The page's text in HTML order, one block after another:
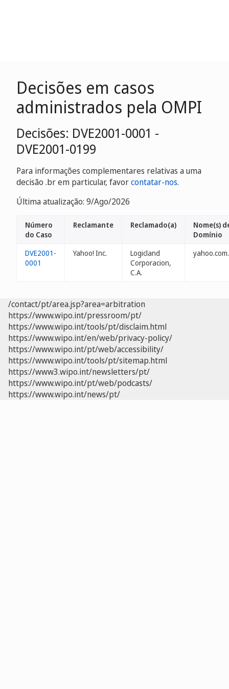
Decisões em casos
administrados pela OMPI
Decisões: DVE2001-0001 -
DVE2001-0199
Para informações complementares relativas a uma
decisão .br em particular, favorcontatar-nos.
Última atualização: 9/Ago/2026
Número
do Caso
Reclamante Reclamado(a)
Nome(s)
Domínio
DVE2001-
0001
Yahoo! Inc.
Logicland
Corporacion,
C.A.
/contact/pt/area.jsp?area=arbitration
https://www.wipo.int/pressroom/pt/
https://www.wipo.int/tools/pt/disclaim.html
https://www.wipo.int/en/web/privacy-policy/
https://www.wipo.int/pt/web/accessibility/
https://www.wipo.int/tools/pt/sitemap.html
https://www3.wipo.int/newsletters/pt/
https://www.wipo.int/pt/web/podcasts/
https://www.wipo.int/news/pt/